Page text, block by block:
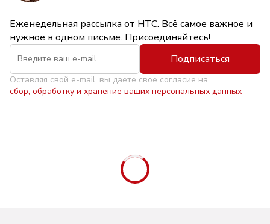
Еженедельная рассылка от НТС. Всё самое важное и
нужное в одном письме. Присоединяйтесь!
Подписаться
Оставляя свой e-mail, вы даете свое согласие на
сбор, обработку и хранение ваших персональных данных